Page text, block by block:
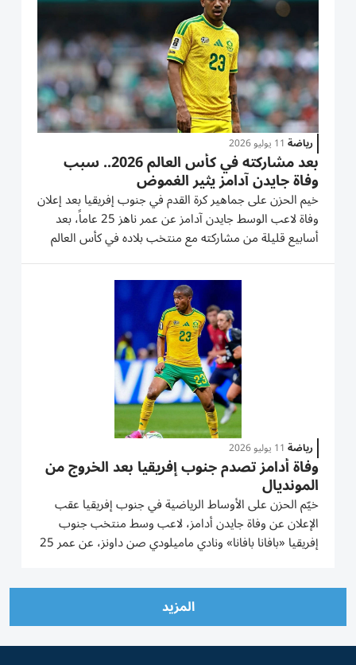
رياضة 11 يوليو 2026
بعد مشاركته في كأس العالم 2026.. سبب
وفاة جايدن آدامز يثير الغموض
خيم الحزن على جماهير كرة القدم في جنوب إفريقيا بعد إعلان
وفاة لاعب الوسط جايدن آدامز عن عمر ناهز 25 عاماً، بعد
أسابيع قليلة من مشاركته مع منتخب بلاده في كأس العالم
2026، في وفاة أحاطت بها حالة من الغموض. وأكد كل من
اتحاد لاعبي كرة القدم في جنوب إفريقيا، ووزارة الرياضة
رياضة 11 يوليو 2026
وفاة أدامز تصدم جنوب إفريقيا بعد الخروج من
المونديال
خيّم الحزن على الأوساط الرياضية في جنوب إفريقيا عقب
الإعلان عن وفاة جايدن أدامز، لاعب وسط منتخب جنوب
إفريقيا «بافانا بافانا» ونادي ماميلودي صن داونز، عن عمر 25
المزيد